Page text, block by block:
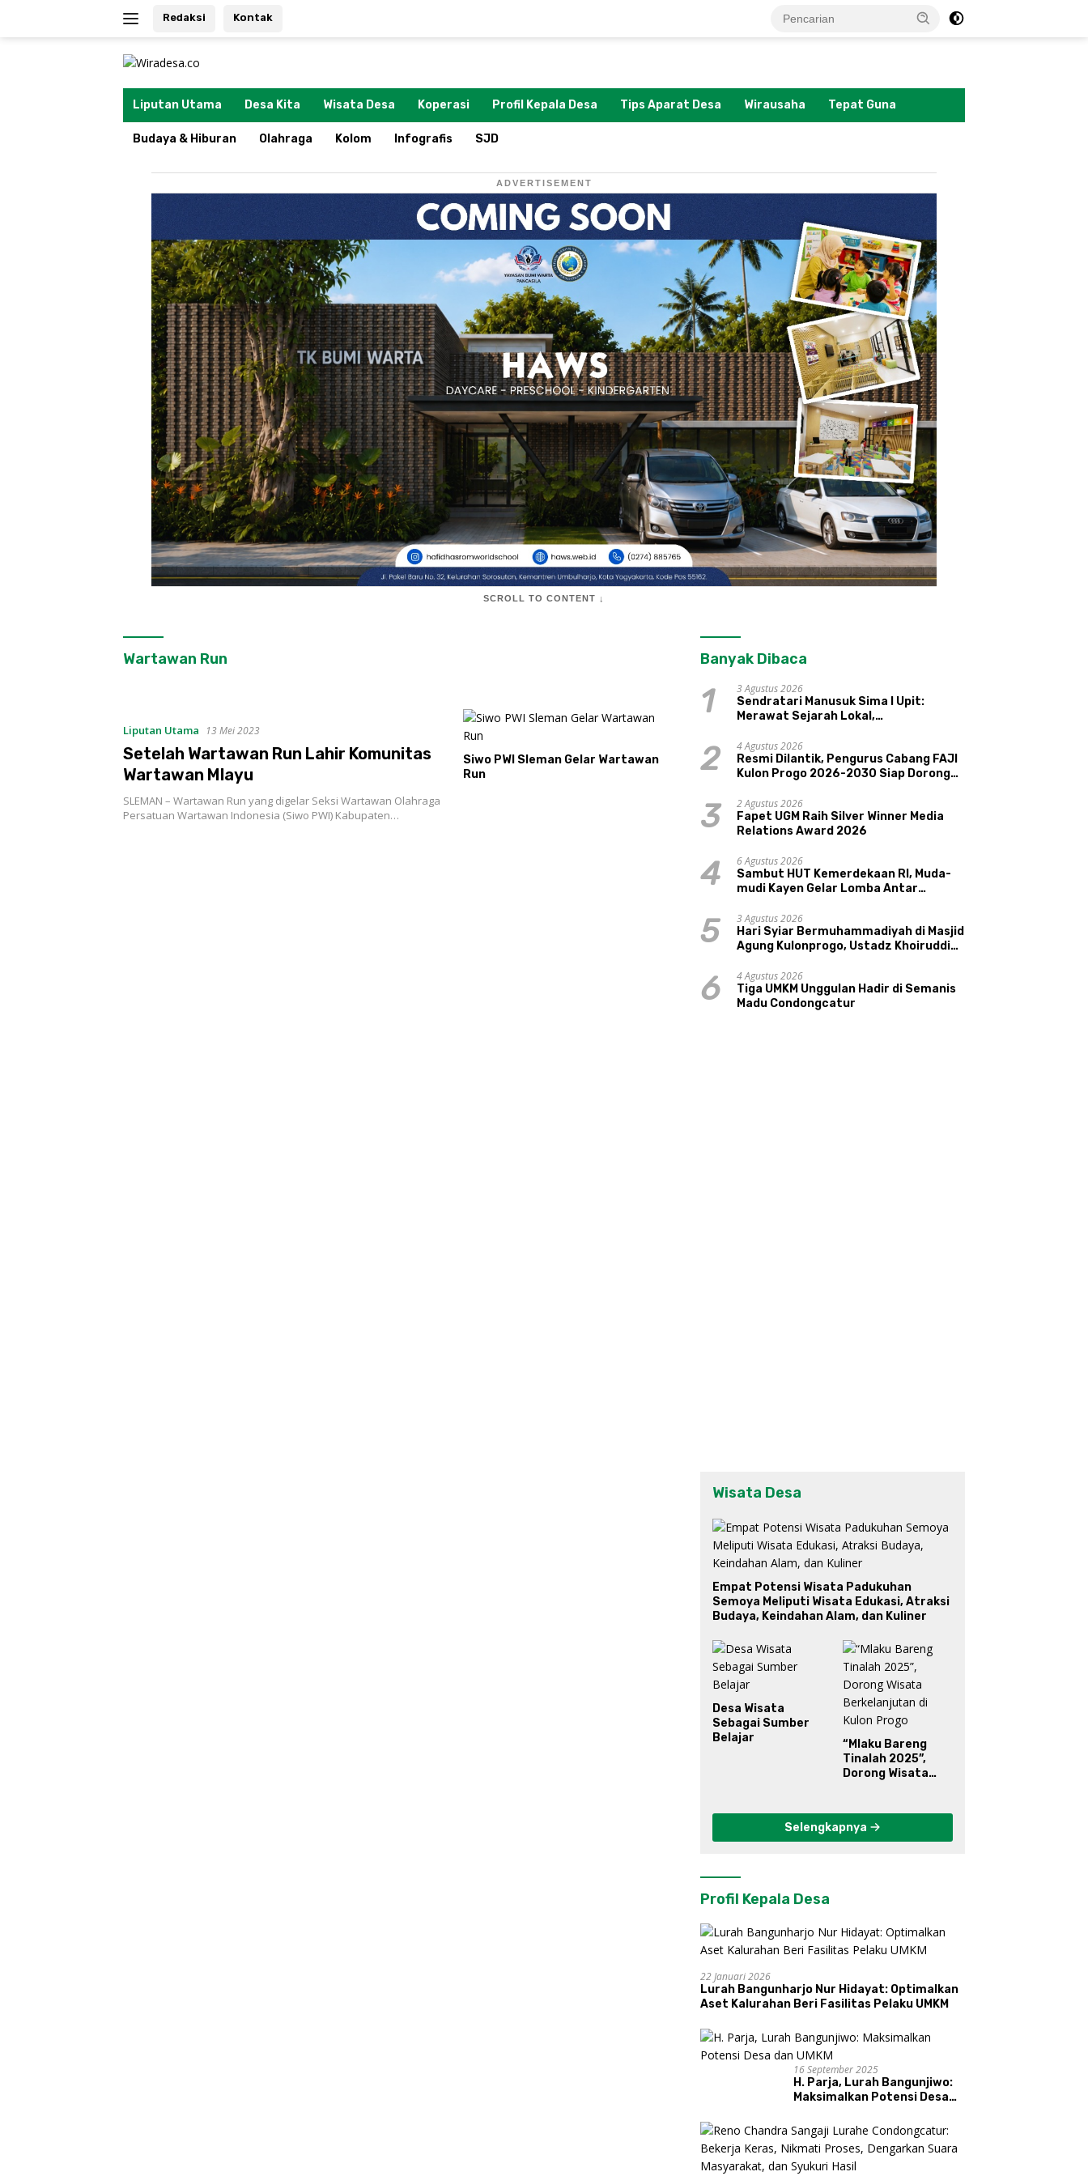
Redaksi Kontak
Liputan Utama Desa Kita Wisata Desa Koperasi Profil Kepala Desa Tips Aparat Desa Wirausaha Tepat Guna
Budaya & Hiburan Olahraga Kolom Infografis SJD
ADVERTISEMENT
SCROLL TO CONTENT ↓
Wartawan Run
Liputan Utama 13 Mei 2023
Setelah Wartawan Run Lahir Komunitas
Wartawan Mlayu
SLEMAN – Wartawan Run yang digelar Seksi Wartawan Olahraga
Persatuan Wartawan Indonesia (Siwo PWI) Kabupaten…
Siwo PWI Sleman Gelar Wartawan
Run
Banyak Dibaca
1
3 Agustus 2026
Sendratari Manusuk Sima I Upit:
Merawat Sejarah Lokal,
Pariwisata, dan Ekologi Klaten
2
4 Agustus 2026
Resmi Dilantik, Pengurus Cabang FAJI
Kulon Progo 2026-2030 Siap Dorong
Sungai Progo
3
2 Agustus 2026
Fapet UGM Raih Silver Winner Media
Relations Award 2026
4
6 Agustus 2026
Sambut HUT Kemerdekaan RI, Muda-
mudi Kayen Gelar Lomba Antar
5
3 Agustus 2026
Hari Syiar Bermuhammadiyah di Masjid
Agung Kulonprogo, Ustadz Khoiruddin
Sakinah Adalah Agama
6
4 Agustus 2026
Tiga UMKM Unggulan Hadir di Semanis
Madu Condongcatur
Wisata Desa
Empat Potensi Wisata Padukuhan
Semoya Meliputi Wisata Edukasi, Atraksi
Budaya, Keindahan Alam, dan Kuliner
Desa Wisata
Sebagai Sumber
Belajar
“Mlaku Bareng
Tinalah 2025”,
Dorong Wisata
Selengkapnya
Profil Kepala Desa
22 Januari 2026
Lurah Bangunharjo Nur Hidayat: Optimalkan
Aset Kalurahan Beri Fasilitas Pelaku UMKM
16 September 2025
H. Parja, Lurah Bangunjiwo:
Maksimalkan Potensi Desa